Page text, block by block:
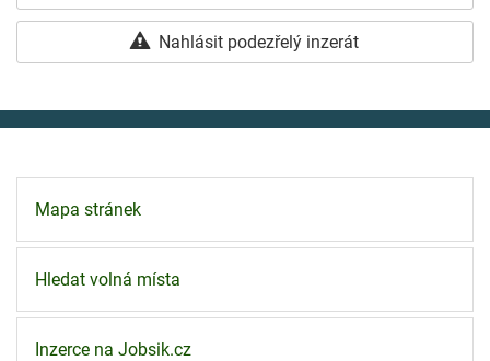
Nahlásit podezřelý inzerát
Mapa stránek
Hledat volná místa
Inzerce na Jobsik.cz